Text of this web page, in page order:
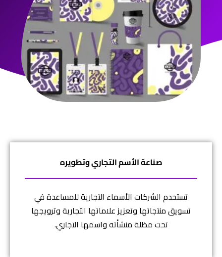
صناعة الأسم التجاري وتطويره
تستخدم الشركات الأسماء التجارية للمساعدة في
تسويق منتجاتها وتعزيز علاماتها التجارية وترويجها
تحت مظلة منشأته واسمها التجاري.